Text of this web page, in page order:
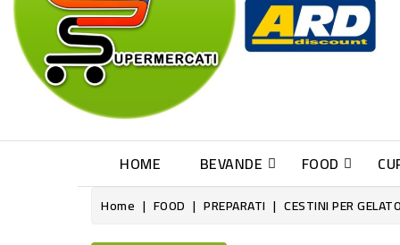
HOME BEVANDE FOOD
Home FOOD PREPARATI CESTINI PER